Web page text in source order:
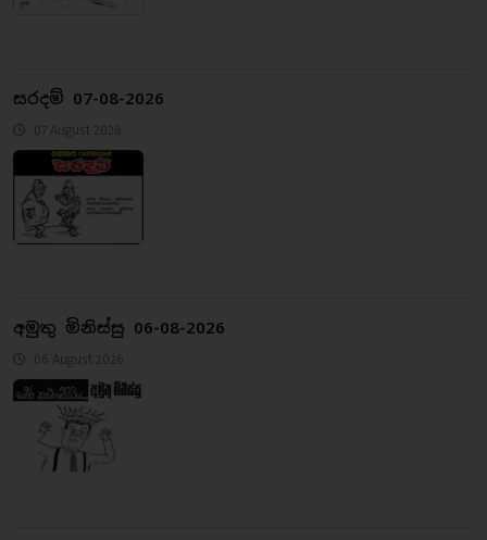
සරදම් 07-08-2026
07 August 2026
අමුතු මිනිස්සු 06-08-2026
06 August 2026